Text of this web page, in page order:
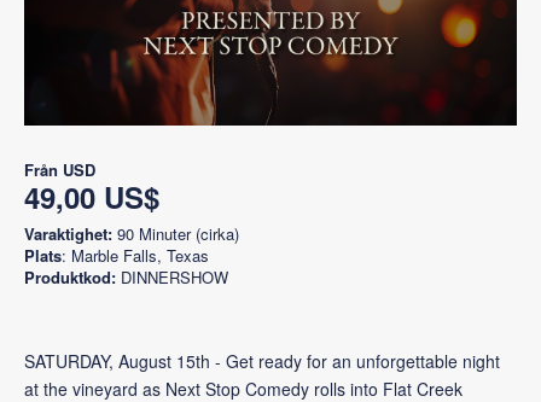
Från USD
49,00 US$
Varaktighet: 90 Minuter (cirka)
Plats: Marble Falls, Texas
Produktkod: DINNERSHOW
SATURDAY, August 15th - Get ready for an unforgettable night
at the vineyard as Next Stop Comedy rolls into Flat Creek